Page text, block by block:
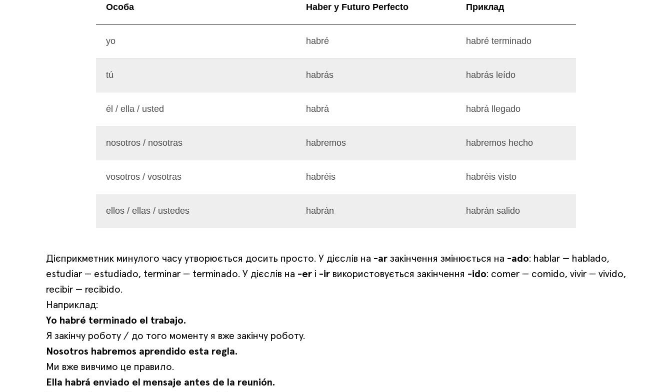
Особа Haber у Futuro Perfecto Приклад
yo habré habré terminado
tú habrás habrás leído
él / ella / usted habrá habrá llegado
nosotros / nosotras habremos habremos hecho
vosotros / vosotras habréis habréis visto
ellos / ellas / ustedes habrán habrán salido
Дієприкметник минулого часу утворюється досить просто. У дієслів на -ar закінчення змінюється на -ado: hablar — hablado,
estudiar — estudiado, terminar — terminado. У дієслів на -er і -ir використовується закінчення -ido: comer — comido, vivir — vivido,
recibir — recibido.
Наприклад:
Yo habré terminado el trabajo.
Я закінчу роботу / до того моменту я вже закінчу роботу.
Nosotros habremos aprendido esta regla.
Ми вже вивчимо це правило.
Ella habrá enviado el mensaje antes de la reunión.